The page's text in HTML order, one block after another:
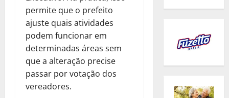
permite que o prefeito
ajuste quais atividades
podem funcionar em
determinadas áreas sem
que a alteração precise
passar por votação dos
vereadores.